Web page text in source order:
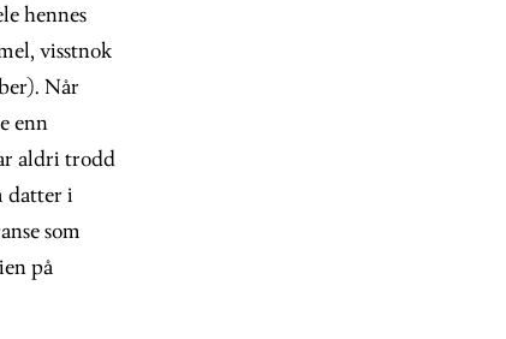
hennes
visstnok
Når
enn
aldri trodd
datter i
som
på